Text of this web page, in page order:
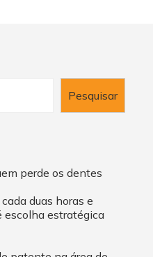
Pesquisar
perde os dentes
duas horas e
escolha estratégica